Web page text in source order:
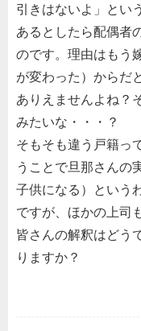
引きはないよ」とい
あるとしたら配偶者
のです。理由はもう
が変わった）からだ
ありえませんよね？
みたいな・・・？
そもそも違う戸籍っ
うことで旦那さんの
子供になる）という
ですが、ほかの上司
皆さんの解釈はどう
りますか？